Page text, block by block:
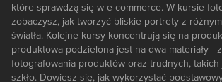
które sprawdzą się w e-commerce. W kursie
zobaczysz, jak tworzyć bliskie portrety z
światła. Kolejne kursy koncentrują się na
produktowa podzielona jest na dwa materiały -
fotografowania produktów oraz trudnych, takich
szkło. Dowiesz się, jak wykorzystać